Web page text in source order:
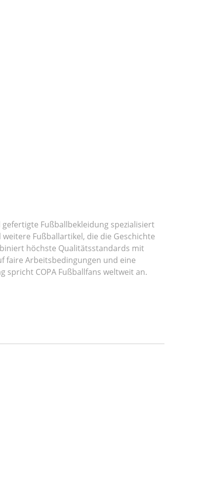
Fußballbekleidung spezialisiert
Fußballartikel, die die Geschichte
höchste Qualitätsstandards mit
faire Arbeitsbedingungen und eine
COPA Fußballfans weltweit an.